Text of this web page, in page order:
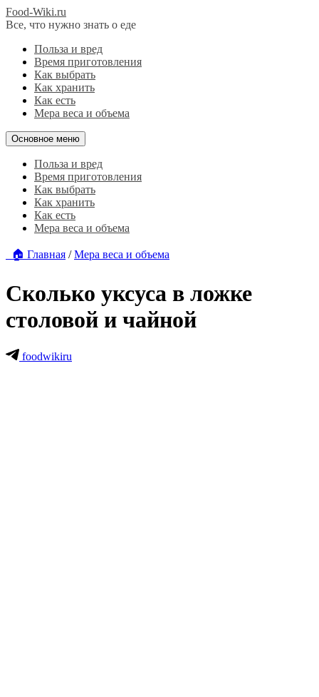
Food-Wiki.ru
Все, что нужно знать о еде
Польза и вред
Время приготовления
Как выбрать
Как хранить
Как есть
Мера веса и объема
Основное меню
Польза и вред
Время приготовления
Как выбрать
Как хранить
Как есть
Мера веса и объема
🏠 Главная /Мера веса и объема
Сколько уксуса в ложке
столовой и чайной
foodwikiru